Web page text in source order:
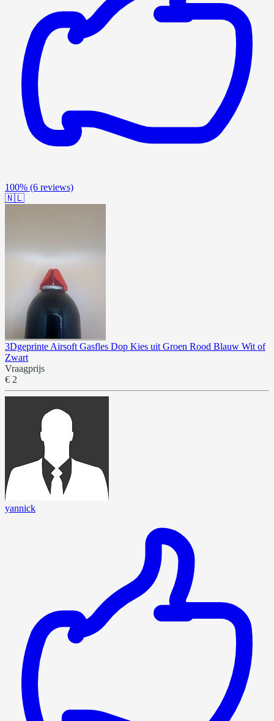
100% (6 reviews)
🇳🇱
3Dgeprinte Airsoft Gasfles Dop Kies uit Groen Rood Blauw Wit of
Zwart
Vraagprijs
€ 2
yannick